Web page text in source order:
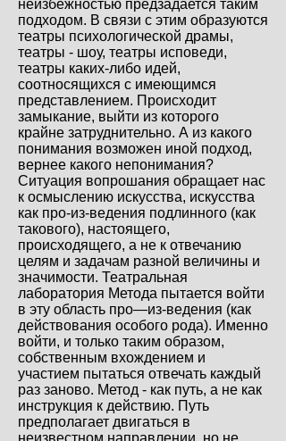
неизбежностью предзадается таким
подходом. В связи с этим образуются
театры психологической драмы,
театры - шоу, театры исповеди,
театры каких-либо идей,
соотносящихся с имеющимся
представлением. Происходит
замыкание, выйти из которого
крайне затруднительно. А из какого
понимания возможен иной подход,
вернее какого непонимания?
Ситуация вопрошания обращает нас
к осмыслению искусства, искусства
как про-из-ведения подлинного (как
такового), настоящего,
происходящего, а не к отвечанию
целям и задачам разной величины и
значимости. Театральная
лаборатория Метода пытается войти
в эту область про—из-ведения (как
действования особого рода). Именно
войти, и только таким образом,
собственным вхождением и
участием пытаться отвечать каждый
раз заново. Метод - как путь, а не как
инструкция к действию. Путь
предполагает двигаться в
неизвестном направлении, но не